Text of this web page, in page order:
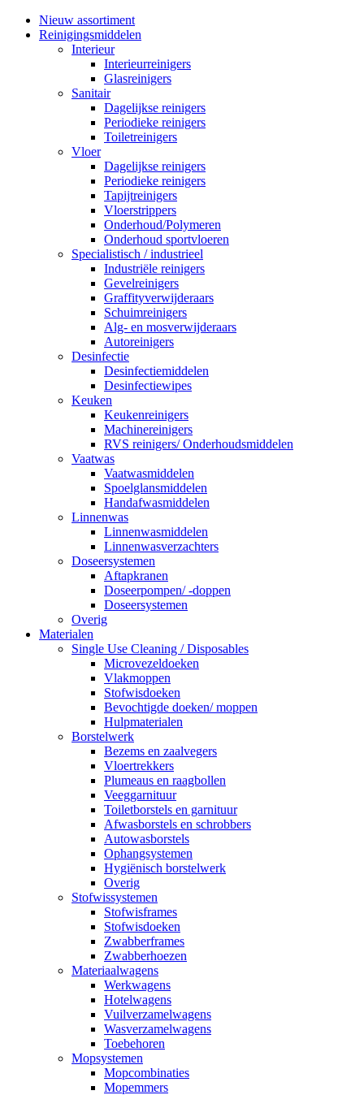
Nieuw assortiment
Reinigingsmiddelen
Interieur
Interieurreinigers
Glasreinigers
Sanitair
Dagelijkse reinigers
Periodieke reinigers
Toiletreinigers
Vloer
Dagelijkse reinigers
Periodieke reinigers
Tapijtreinigers
Vloerstrippers
Onderhoud/Polymeren
Onderhoud sportvloeren
Specialistisch / industrieel
Industriële reinigers
Gevelreinigers
Graffityverwijderaars
Schuimreinigers
Alg- en mosverwijderaars
Autoreinigers
Desinfectie
Desinfectiemiddelen
Desinfectiewipes
Keuken
Keukenreinigers
Machinereinigers
RVS reinigers/ Onderhoudsmiddelen
Vaatwas
Vaatwasmiddelen
Spoelglansmiddelen
Handafwasmiddelen
Linnenwas
Linnenwasmiddelen
Linnenwasverzachters
Doseersystemen
Aftapkranen
Doseerpompen/ -doppen
Doseersystemen
Overig
Materialen
Single Use Cleaning / Disposables
Microvezeldoeken
Vlakmoppen
Stofwisdoeken
Bevochtigde doeken/ moppen
Hulpmaterialen
Borstelwerk
Bezems en zaalvegers
Vloertrekkers
Plumeaus en raagbollen
Veeggarnituur
Toiletborstels en garnituur
Afwasborstels en schrobbers
Autowasborstels
Ophangsystemen
Hygiënisch borstelwerk
Overig
Stofwissystemen
Stofwisframes
Stofwisdoeken
Zwabberframes
Zwabberhoezen
Materiaalwagens
Werkwagens
Hotelwagens
Vuilverzamelwagens
Wasverzamelwagens
Toebehoren
Mopsystemen
Mopcombinaties
Mopemmers